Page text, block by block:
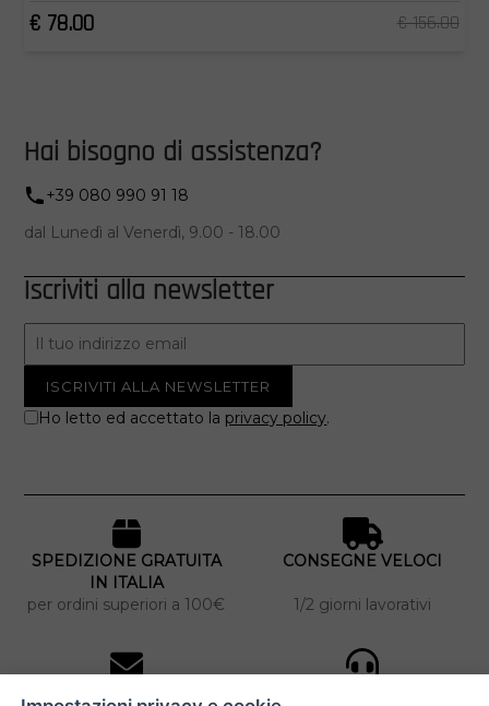
€ 78.00
€ 156.00
Hai bisogno di assistenza?
+39 080 990 91 18
dal Lunedì al Venerdì, 9.00 - 18.00
Iscriviti alla newsletter
Ho letto ed accettato la privacy policy.
SPEDIZIONE GRATUITA
IN ITALIA
per ordini superiori a 100€
CONSEGNE VELOCI
1/2 giorni lavorativi